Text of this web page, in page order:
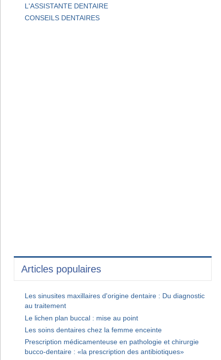
L'ASSISTANTE DENTAIRE
CONSEILS DENTAIRES
Articles populaires
Les sinusites maxillaires d'origine dentaire : Du diagnostic
au traitement
Le lichen plan buccal : mise au point
Les soins dentaires chez la femme enceinte
Prescription médicamenteuse en pathologie et chirurgie
bucco-dentaire : «la prescription des antibiotiques»